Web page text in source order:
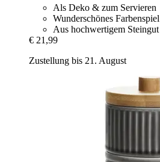
Als Deko & zum Servieren
Wunderschönes Farbenspiel
Aus hochwertigem Steingut
€ 21,99
Zustellung bis 21. August